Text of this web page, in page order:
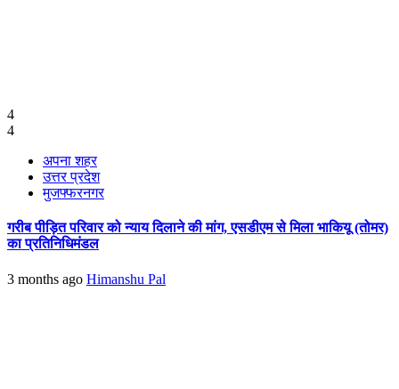
4
4
अपना शहर
उत्तर प्रदेश
मुजफ्फरनगर
गरीब पीड़ित परिवार को न्याय दिलाने की मांग, एसडीएम से मिला भाकियू (तोमर)
का प्रतिनिधिमंडल
3 months ago Himanshu Pal